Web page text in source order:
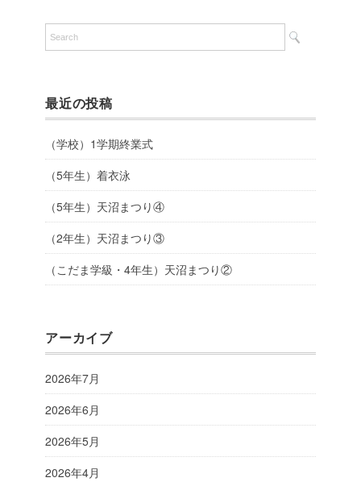
最近の投稿
（学校）1学期終業式
（5年生）着衣泳
（5年生）天沼まつり④
（2年生）天沼まつり③
（こだま学級・4年生）天沼まつり②
アーカイブ
2026年7月
2026年6月
2026年5月
2026年4月